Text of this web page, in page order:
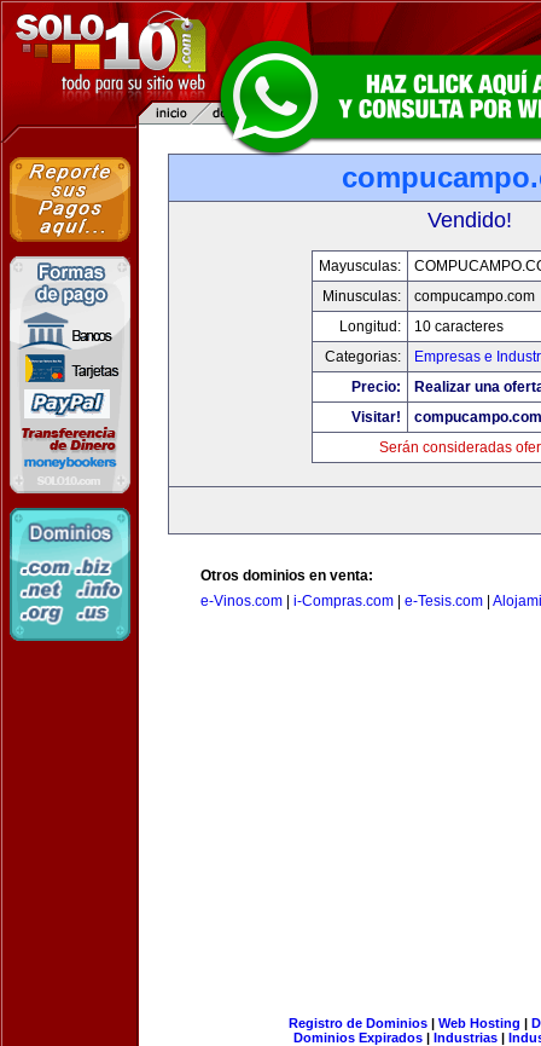
Vendido!
Mayusculas:
Minusculas:
compucampo.com
Longitud:
10 caracteres
Categorias:
Empresas e
Precio:
Realizar una
Visitar!
compucampo.com
Serán consideradas
Otros dominios en venta:
e-Vinos.com
i-Compras.com e-Tesis.com
Registro de Dominios| Web Hosting |
Dominios Expirados | Industrias |